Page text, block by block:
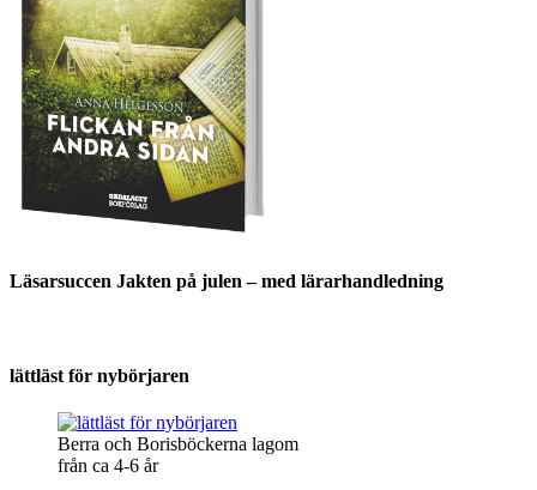
Läsarsuccen Jakten på julen – med lärarhandledning
lättläst för nybörjaren
Berra och Borisböckerna lagom
från ca 4-6 år